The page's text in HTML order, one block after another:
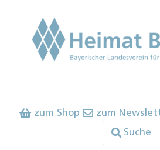
zum Shop zum